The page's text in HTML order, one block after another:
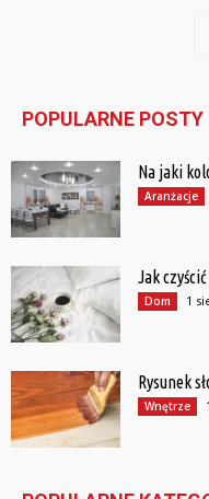
POPULARNE POSTY
Na jaki
Aranżacje
Jak
Dom 1
Rysunek
Wnętrze